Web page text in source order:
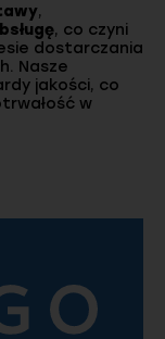
,
, co czyni
dostarczania
Nasze
jakości, co
w